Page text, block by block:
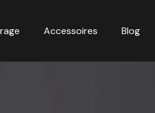
Accessoires Blog